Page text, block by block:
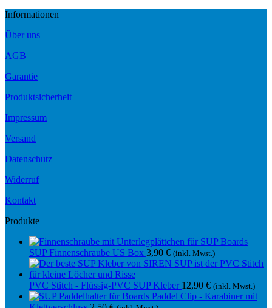
Informationen
Über uns
AGB
Garantie
Produktsicherheit
Impressum
Versand
Datenschutz
Widerruf
Kontakt
Produkte
SUP Finnenschraube US Box 3,90 € (inkl. Mwst.)
PVC Stitch - Flüssig-PVC SUP Kleber 12,90 € (inkl. Mwst.)
Paddel Clip - Karabiner mit